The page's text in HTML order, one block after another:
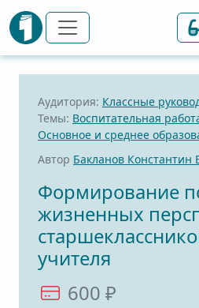
Аудитория: Классные
Темы: Воспитательная
Основное и среднее
Автор Бакланов Константин
Формирование
жизненных
учителя
600 ₽